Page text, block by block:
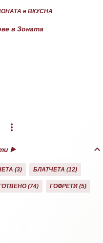
е ВКУСНА
в Зоната
▶️
3 БЛАТЧЕТА 12
74 ГОФРЕТИ 5